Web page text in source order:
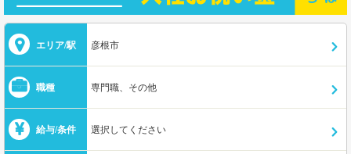
エリア/駅 彦根市
職種 専門職、その他
給与/条件 選択してください